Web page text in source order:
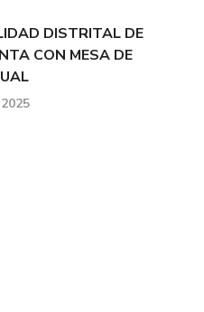
DISTRITAL DE
CON MESA DE